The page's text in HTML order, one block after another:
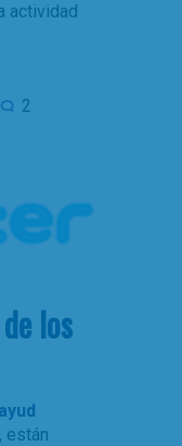
actividad
2
los
están